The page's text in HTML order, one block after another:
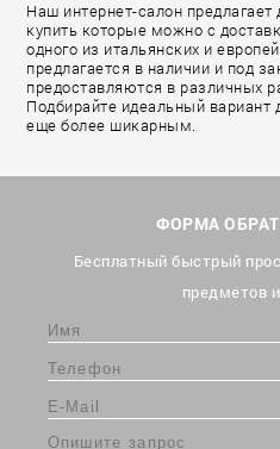
Наш интернет-салон предлагает
купить которые можно с
одного из итальянских и
предлагается в наличии и под
предоставляются в различных
Подбирайте идеальный вариант
еще более шикарным.
ФОРМА
Бесплатный быстрый
предметов